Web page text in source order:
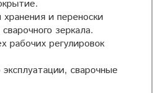
и переноски
зеркала.
рабочих регулировок
сварочные